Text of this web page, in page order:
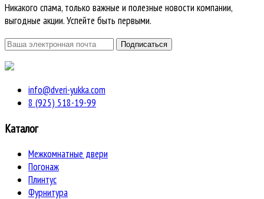
Никакого спама, только важные и полезные новости компании,
выгодные акции. Успейте быть первыми.
info@dveri-yukka.com
8 (925) 518-19-99
Каталог
Межкомнатные двери
Погонаж
Плинтус
Фурнитура